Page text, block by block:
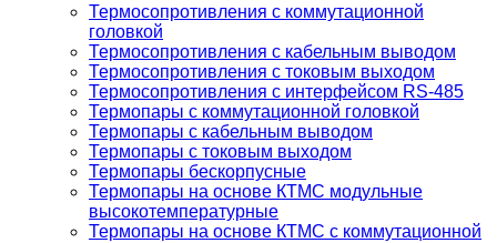
Термосопротивления с коммутационной
головкой
Термосопротивления с кабельным выводом
Термосопротивления с токовым выходом
Термосопротивления с интерфейсом RS-485
Термопары с коммутационной головкой
Термопары с кабельным выводом
Термопары с токовым выходом
Термопары бескорпусные
Термопары на основе КТМС модульные
высокотемпературные
Термопары на основе КТМС с коммутационной